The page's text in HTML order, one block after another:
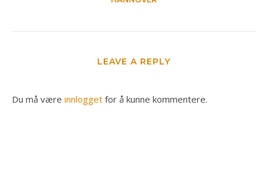
LEAVE A REPLY
Du må være innlogget for å kunne kommentere.